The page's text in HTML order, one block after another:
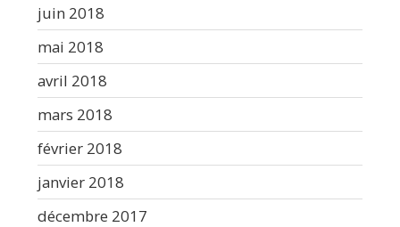
juin 2018
mai 2018
avril 2018
mars 2018
février 2018
janvier 2018
décembre 2017